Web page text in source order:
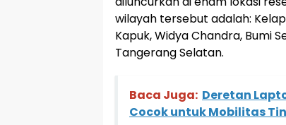
wilayah tersebut adalah:
Kapuk, Widya Chandra, Bumi
Tangerang Selatan.
Baca Juga: Deretan
Cocok untuk Mobilitas